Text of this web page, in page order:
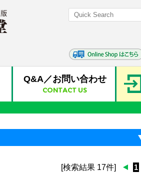
Q&A／お問い合わせ
CONTACT US
[検索結果 17件] 1